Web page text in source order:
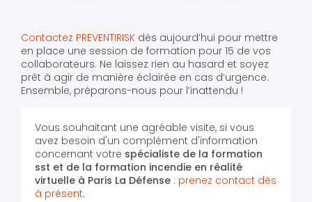
Contactez PREVENTIRISK dès aujourd’hui pour mettre
en place une session de formation pour 15 de vos
collaborateurs. Ne laissez rien au hasard et soyez
prêt à agir de manière éclairée en cas d’urgence.
Ensemble, préparons-nous pour l’inattendu !
Vous souhaitant une agréable visite, si vous
avez besoin d'un complément d'information
concernant votre spécialiste de la formation
sst et de la formation incendie en réalité
virtuelle à Paris La Défense : prenez contact dès
à présent.